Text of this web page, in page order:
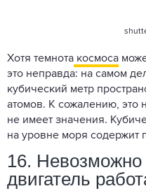
Хотя темнота космоса
это неправда: на самом
кубический метр
атомов. К сожалению, это
не имеет значения.
на уровне моря содержит
16. Невозможно
двигатель